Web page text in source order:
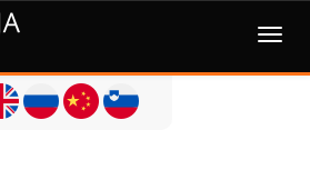
MENI